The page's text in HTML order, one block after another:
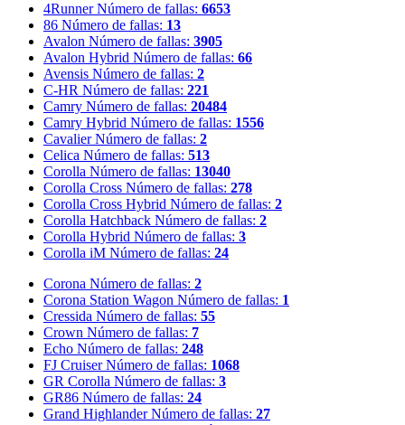
4Runner Número de fallas: 6653
86 Número de fallas: 13
Avalon Número de fallas: 3905
Avalon Hybrid Número de fallas: 66
Avensis Número de fallas: 2
C-HR Número de fallas: 221
Camry Número de fallas: 20484
Camry Hybrid Número de fallas: 1556
Cavalier Número de fallas: 2
Celica Número de fallas: 513
Corolla Número de fallas: 13040
Corolla Cross Número de fallas: 278
Corolla Cross Hybrid Número de fallas: 2
Corolla Hatchback Número de fallas: 2
Corolla Hybrid Número de fallas: 3
Corolla iM Número de fallas: 24
Corona Número de fallas: 2
Corona Station Wagon Número de fallas: 1
Cressida Número de fallas: 55
Crown Número de fallas: 7
Echo Número de fallas: 248
FJ Cruiser Número de fallas: 1068
GR Corolla Número de fallas: 3
GR86 Número de fallas: 24
Grand Highlander Número de fallas: 27